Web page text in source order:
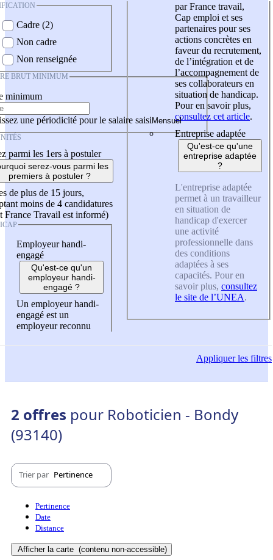
Cadre (2)
Non cadre
Non renseignée
BRUT MINIMUM
minimum
une périodicité pour le salaire saisi
parmi les 1ers à postuler
serez-vous parmi les
premiers à postuler ?
de plus de 15 jours,
moins de 4 candidatures
France Travail est informé)
Employeur handi-
engagé
Qu'est-ce qu'un
employeur handi-
engagé ?
Un employeur handi-
engagé est un
employeur reconnu
par France travail,
Cap emploi et ses
partenaires pour ses
actions concrètes en
faveur du recrutement,
de l’intégration et de
l’accompagnement de
ses collaborateurs en
situation de handicap.
Pour en savoir plus,
consultez cet article.
Entreprise adaptée
Qu'est-ce qu'une
entreprise adaptée
?
L'entreprise adaptée
permet à un travailleur
en situation de
handicap d'exercer
une activité
professionnelle dans
des conditions
adaptées à ses
capacités. Pour en
savoir plus, consultez
le site de l’UNEA.
Appliquerles filtres
2 offres pour Roboticien - Bondy
(93140)
Trier par Pertinence
Pertinence
Date
Distance
Afficher la carte (contenu non-accessible)